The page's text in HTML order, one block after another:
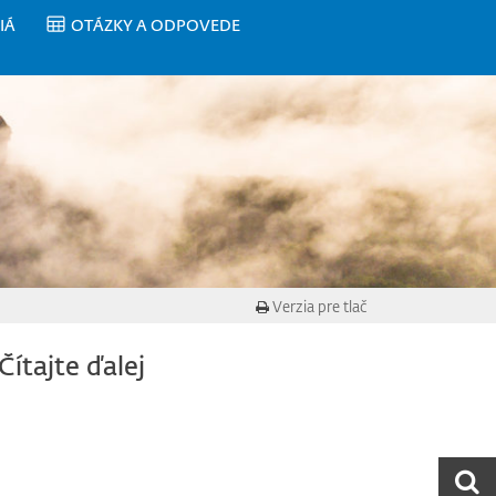
OTÁZKY A ODPOVEDE
Verzia pre tlač
ďalej